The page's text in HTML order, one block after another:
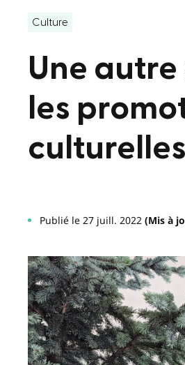
Culture
Une
les
culturelles
Publié le 27 juill. 2022 (Mis à